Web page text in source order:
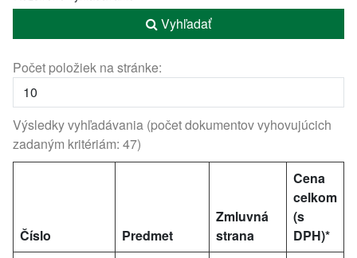
Vyhľadať
Počet položiek na stránke:
Výsledky vyhľadávania (počet dokumentov vyhovujúcich
zadaným kritériám: 47)
Číslo Predmet
Zmluvná
strana
Cena
celkom
(s
DPH)*